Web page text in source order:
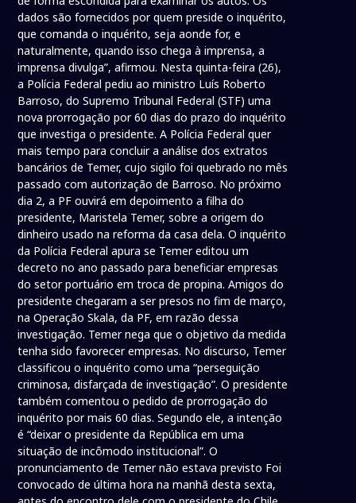
dados são fornecidos por quem preside o inquérito,
que comanda o inquérito, seja aonde for, e
naturalmente, quando isso chega à imprensa, a
imprensa divulga”, afirmou. Nesta quinta-feira (26),
a Polícia Federal pediu ao ministro Luís Roberto
Barroso, do Supremo Tribunal Federal (STF) uma
nova prorrogação por 60 dias do prazo do inquérito
que investiga o presidente. A Polícia Federal quer
mais tempo para concluir a análise dos extratos
bancários de Temer, cujo sigilo foi quebrado no mês
passado com autorização de Barroso. No próximo
dia 2, a PF ouvirá em depoimento a filha do
presidente, Maristela Temer, sobre a origem do
dinheiro usado na reforma da casa dela. O inquérito
da Polícia Federal apura se Temer editou um
decreto no ano passado para beneficiar empresas
do setor portuário em troca de propina. Amigos do
presidente chegaram a ser presos no fim de março,
na Operação Skala, da PF, em razão dessa
investigação. Temer nega que o objetivo da medida
tenha sido favorecer empresas. No discurso, Temer
classificou o inquérito como uma “perseguição
criminosa, disfarçada de investigação”. O presidente
também comentou o pedido de prorrogação do
inquérito por mais 60 dias. Segundo ele, a intenção
é “deixar o presidente da República em uma
situação de incômodo institucional”. O
pronunciamento de Temer não estava previsto Foi
convocado de última hora na manhã desta sexta,